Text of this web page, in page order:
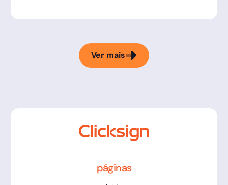
Ver mais
páginas